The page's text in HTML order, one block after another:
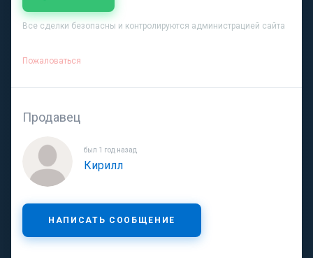
Все сделки безопасны и контролируются администрацией сайта
Пожаловаться
Продавец
был 1 год назад
Кирилл
НАПИСАТЬ СООБЩЕНИЕ